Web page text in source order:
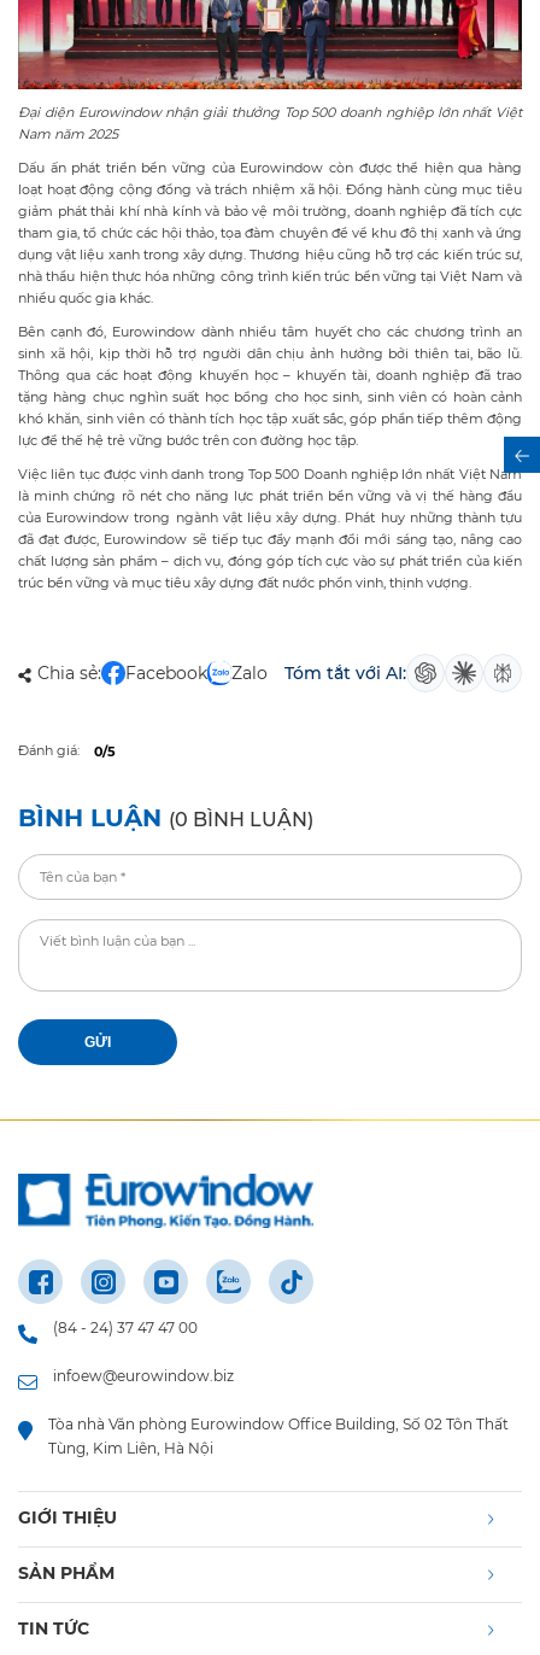
Đại diện Eurowindow nhận giải thưởng Top 500 doanh nghiệp lớn nhất Việt
Nam năm 2025
Dấu ấn phát triển bền vững của Eurowindow còn được thể hiện qua hàng
loạt hoạt động cộng đồng và trách nhiệm xã hội. Đồng hành cùng mục tiêu
giảm phát thải khí nhà kính và bảo vệ môi trường, doanh nghiệp đã tích cực
tham gia, tổ chức các hội thảo, tọa đàm chuyên đề về khu đô thị xanh và ứng
dụng vật liệu xanh trong xây dựng. Thương hiệu cũng hỗ trợ các kiến trúc sư,
nhà thầu hiện thực hóa những công trình kiến trúc bền vững tại Việt Nam và
nhiều quốc gia khác.
Bên cạnh đó, Eurowindow dành nhiều tâm huyết cho các chương trình an
sinh xã hội, kịp thời hỗ trợ người dân chịu ảnh hưởng bởi thiên tai, bão lũ.
Thông qua các hoạt động khuyến học – khuyến tài, doanh nghiệp đã trao
tặng hàng chục nghìn suất học bổng cho học sinh, sinh viên có hoàn cảnh
khó khăn, sinh viên có thành tích học tập xuất sắc, góp phần tiếp thêm động
lực để thế hệ trẻ vững bước trên con đường học tập.
Việc liên tục được vinh danh trong Top 500 Doanh nghiệp lớn nhất Việt Nam
là minh chứng rõ nét cho năng lực phát triển bền vững và vị thế hàng đầu
của Eurowindow trong ngành vật liệu xây dựng. Phát huy những thành tựu
đã đạt được, Eurowindow sẽ tiếp tục đẩy mạnh đổi mới sáng tạo, nâng cao
chất lượng sản phẩm – dịch vụ, đóng góp tích cực vào sự phát triển của kiến
trúc bền vững và mục tiêu xây dựng đất nước phồn vinh, thịnh vượng.
Chia sẻ: Facebook Zalo Tóm tắt với AI:
Đánh giá: 0/5
BÌNH LUẬN (0 BÌNH LUẬN)
GỬI
(84 - 24) 37 47 47 00
infoew@eurowindow.biz
Tòa nhà Văn phòng Eurowindow Office Building, Số 02 Tôn Thất
Tùng, Kim Liên, Hà Nội
GIỚI THIỆU
SẢN PHẨM
TIN TỨC